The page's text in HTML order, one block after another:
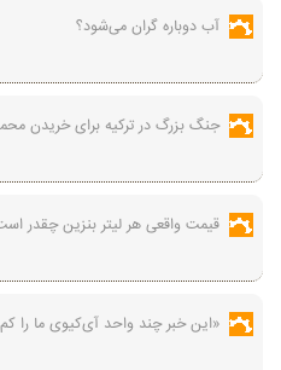
آب دوباره گران می‌شود؟
جنگ بزرگ در ترکیه برای خریدن
قیمت واقعی هر لیتر بنزین چقدر
«این خبر چند واحد آی‌کیوی ما را